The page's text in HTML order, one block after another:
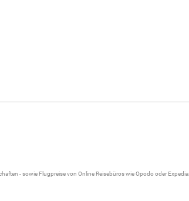
- sowie Flugpreise von Online Reisebüros wie Opodo oder Expedia.